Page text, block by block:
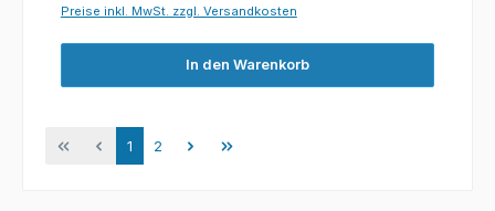
Preise inkl. MwSt. zzgl. Versandkosten
In den Warenkorb
Seite
1 Seite
2